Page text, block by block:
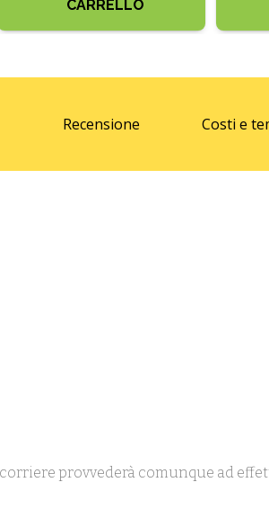
CARRELLO
Recensione Costi e
provvederà comunque ad